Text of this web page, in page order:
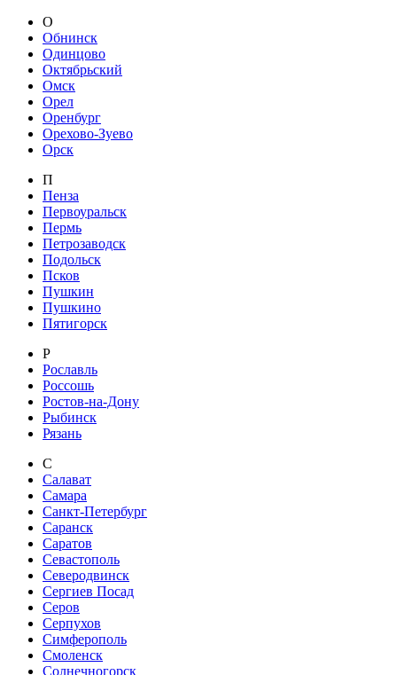
О
Обнинск
Одинцово
Октябрьский
Омск
Орел
Оренбург
Орехово-Зуево
Орск
П
Пенза
Первоуральск
Пермь
Петрозаводск
Подольск
Псков
Пушкин
Пушкино
Пятигорск
Р
Рославль
Россошь
Ростов-на-Дону
Рыбинск
Рязань
С
Салават
Самара
Санкт-Петербург
Саранск
Саратов
Севастополь
Северодвинск
Сергиев Посад
Серов
Серпухов
Симферополь
Смоленск
Солнечногорск